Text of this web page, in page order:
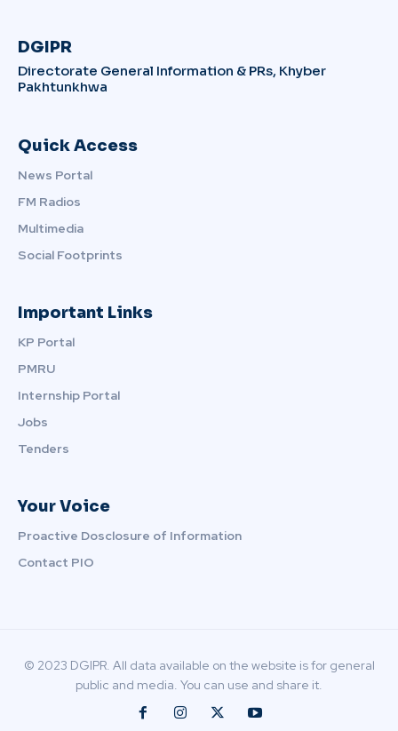
DGIPR
Directorate General Information & PRs, Khyber
Pakhtunkhwa
Quick Access
News Portal
FM Radios
Multimedia
Social Footprints
Important Links
KP Portal
PMRU
Internship Portal
Jobs
Tenders
Your Voice
Proactive Dosclosure of Information
Contact PIO
© 2023 DGIPR. All data available on the website is for general
public and media. You can use and share it.